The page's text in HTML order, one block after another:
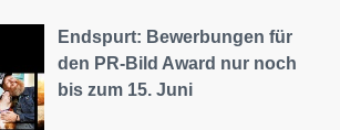
Endspurt: Bewerbungen für
den PR-Bild Award nur noch
bis zum 15. Juni